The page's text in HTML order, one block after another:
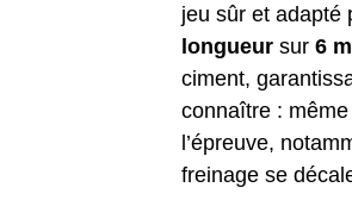
jeu sûr et adapté
longueur sur 6
ciment,
connaître :
l’épreuve,
freinage se